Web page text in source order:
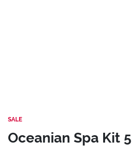
SALE
Oceanian Spa Kit 5